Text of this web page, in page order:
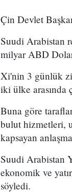
Çin Devlet
Suudi Arabistan
milyar ABD
Xi'nin 3 günlük
iki ülke arasında
Buna göre
bulut hizmetleri,
kapsayan
Suudi Arabistan
ekonomik ve
söyledi.